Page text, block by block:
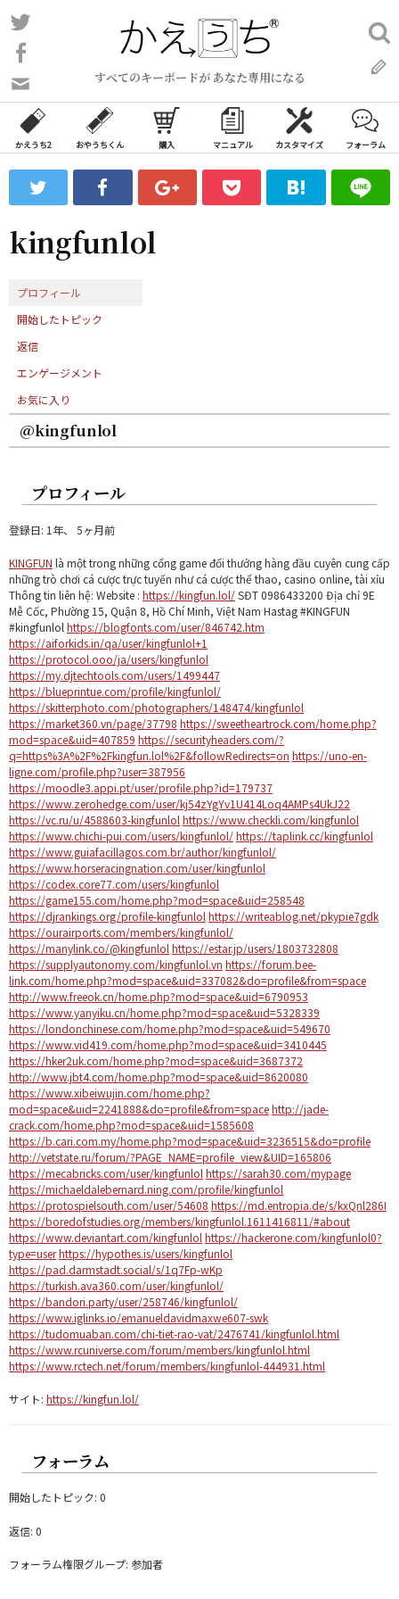
コ
ン
ン
ツ
ス
ッ
プ
すべてのキーボードが あなた専用になる
い
合
わ
フ
ォ
ム
検
索:
かえうち2 おやうちくん 購入 マニュアル カスタマイズ フォーラム
kingfunlol
プロフィール
開始したトピック
返信
エンゲージメント
お気に入り
@kingfunlol
プロフィール
登録日: 1年、 5ヶ月前
KINGFUN là một trong những cổng game đổi thưởng hàng đầu cuyên cung cấp
những trò chơi cá cược trực tuyến như cá cược thể thao, casino online, tài xỉu
Thông tin liên hệ: Website : https://kingfun.lol/SĐT 0986433200 Địa chỉ 9E
Mễ Cốc, Phường 15, Quận 8, Hồ Chí Minh, Việt Nam Hastag #KINGFUN
#kingfunlol https://blogfonts.com/user/846742.htm
https://aiforkids.in/qa/user/kingfunlol+1
https://protocol.ooo/ja/users/kingfunlol
https://my.djtechtools.com/users/1499447
https://blueprintue.com/profile/kingfunlol/
https://skitterphoto.com/photographers/148474/kingfunlol
https://market360.vn/page/37798 https://sweetheartrock.com/home.php?
mod=space&uid=407859 https://securityheaders.com/?
q=https%3A%2F%2Fkingfun.lol%2F&followRedirects=on https://uno-en-
ligne.com/profile.php?user=387956
https://moodle3.appi.pt/user/profile.php?id=179737
https://www.zerohedge.com/user/kj54zYgYv1U414Loq4AMPs4UkJ22
https://vc.ru/u/4588603-kingfunlol https://www.checkli.com/kingfunlol
https://www.chichi-pui.com/users/kingfunlol/https://taplink.cc/kingfunlol
https://www.guiafacillagos.com.br/author/kingfunlol/
https://www.horseracingnation.com/user/kingfunlol
https://codex.core77.com/users/kingfunlol
https://game155.com/home.php?mod=space&uid=258548
https://djrankings.org/profile-kingfunlol https://writeablog.net/pkypie7gdk
https://ourairports.com/members/kingfunlol/
https://manylink.co/@kingfunlol https://estar.jp/users/1803732808
https://supplyautonomy.com/kingfunlol.vn https://forum.bee-
link.com/home.php?mod=space&uid=337082&do=profile&from=space
http://www.freeok.cn/home.php?mod=space&uid=6790953
https://www.yanyiku.cn/home.php?mod=space&uid=5328339
https://londonchinese.com/home.php?mod=space&uid=549670
https://www.vid419.com/home.php?mod=space&uid=3410445
https://hker2uk.com/home.php?mod=space&uid=3687372
http://www.jbt4.com/home.php?mod=space&uid=8620080
https://www.xibeiwujin.com/home.php?
mod=space&uid=2241888&do=profile&from=spacehttp://jade-
crack.com/home.php?mod=space&uid=1585608
https://b.cari.com.my/home.php?mod=space&uid=3236515&do=profile
http://vetstate.ru/forum/?PAGE_NAME=profile_view&UID=165806
https://mecabricks.com/user/kingfunlol https://sarah30.com/mypage
https://michaeldalebernard.ning.com/profile/kingfunlol
https://protospielsouth.com/user/54608 https://md.entropia.de/s/kxQnl286I
https://boredofstudies.org/members/kingfunlol.1611416811/#about
https://www.deviantart.com/kingfunlol https://hackerone.com/kingfunlol0?
type=userhttps://hypothes.is/users/kingfunlol
https://pad.darmstadt.social/s/1q7Fp-wKp
https://turkish.ava360.com/user/kingfunlol/
https://bandori.party/user/258746/kingfunlol/
https://www.iglinks.io/emanueldavidmaxwe607-swk
https://tudomuaban.com/chi-tiet-rao-vat/2476741/kingfunlol.html
https://www.rcuniverse.com/forum/members/kingfunlol.html
https://www.rctech.net/forum/members/kingfunlol-444931.html
サイト: https://kingfun.lol/
フォーラム
開始したトピック: 0
返信: 0
フォーラム権限グループ: 参加者